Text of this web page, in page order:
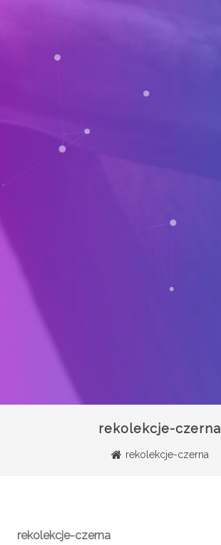
rekolekcje-czerna
rekolekcje-czerna
rekolekcje-czerna